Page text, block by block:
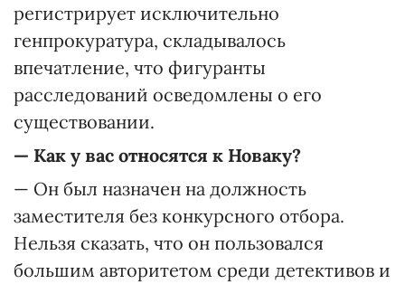
регистрирует исключительно
генпрокуратура, складывалось
впечатление, что фигуранты
расследований осведомлены о его
существовании.
— Как у вас относятся к Новаку?
— Он был назначен на должность
заместителя без конкурсного отбора.
Нельзя сказать, что он пользовался
большим авторитетом среди детективов и